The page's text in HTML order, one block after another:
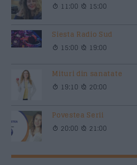
11:00 15:00
Siesta Radio Sud
15:00 19:00
Mituri din sanatate
19:10 20:00
Povestea Serii
20:00 21:00